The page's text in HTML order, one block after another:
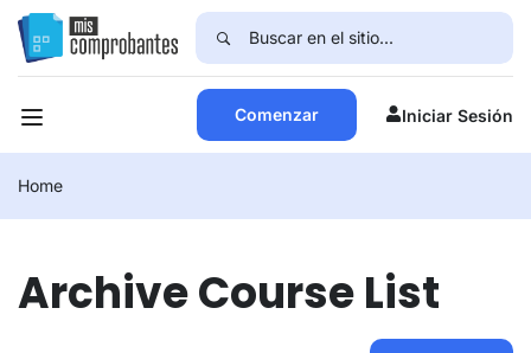
Comenzar Iniciar Sesión
Home
Archive Course List